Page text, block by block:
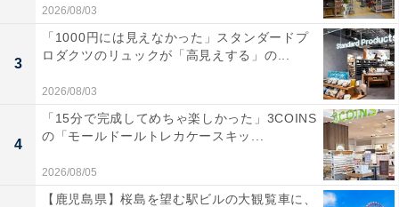
来たいタイミングで集まるようにすると、互いへの理解
が深まり、親しさが長続きしていくでしょう。
・恋愛運
恋は、ピンと来ないかも。嫌いではないけれど、好きか
と聞かれると、よく分からないでしょう。白黒決着つけ
たいあなたにとっては、悩みの種かもしれませんが、キ
ープでOK！ 春分の日以降、関係に変化が起こります。
2026/08/03
3
「1000円には見えなかった」スタンダードプ
ロダクツのリュックが「高見えする」の...
2026/08/03
4
「15分で完成してめちゃ楽しかった」3COINS
の「モールドールトレカケースキッ...
2026/08/05
【鹿児島県】桜島を望む駅ビルの大観覧車に、